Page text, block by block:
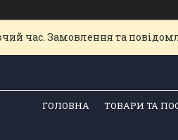
час. Замовлення та
ГОЛОВНА ТОВАРИ ТА